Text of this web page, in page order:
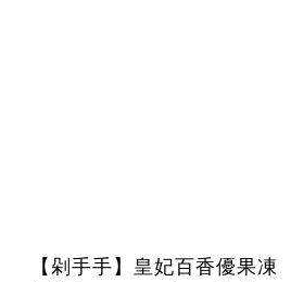
【剁手手】皇妃百香優果凍